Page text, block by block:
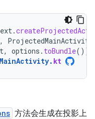
.
, ProjectedMainActivity
, options . toBundle())
. kt
方法会生成在投影上